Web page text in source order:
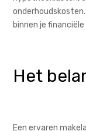
binnen je
Het
Een ervaren